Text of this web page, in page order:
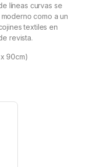
líneas curvas se
como a un
textiles en
revista.
90cm)